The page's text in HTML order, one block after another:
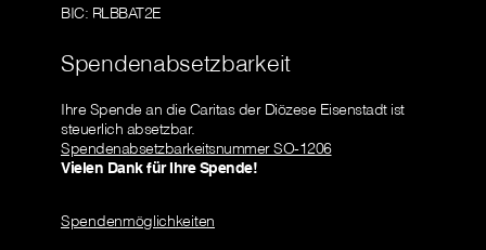
BIC: RLBBAT2E
Spendenabsetzbarkeit
Ihre Spende an die Caritas der Diözese Eisenstadt ist
steuerlich absetzbar.
Spendenabsetzbarkeitsnummer SO-1206
Vielen Dank für Ihre Spende!
Spendenmöglichkeiten